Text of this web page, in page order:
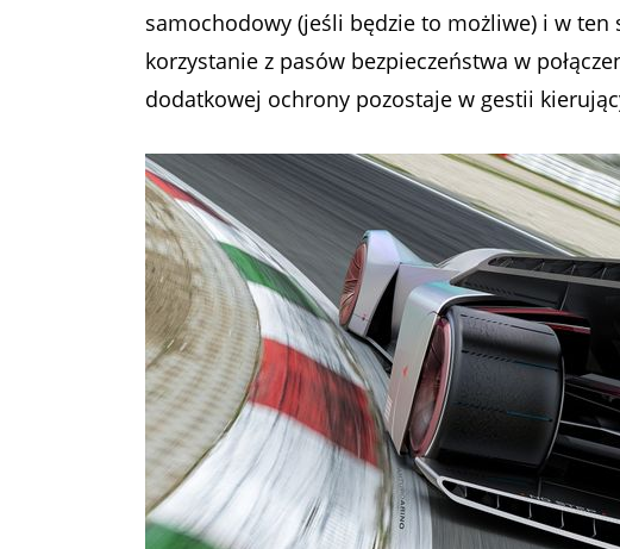
samochodowy (jeśli będzie to możliwe) i w ten
korzystanie z pasów bezpieczeństwa w
dodatkowej ochrony pozostaje w gestii